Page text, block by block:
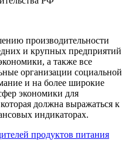
производительности
и крупных предприятий
а также все
организации социальной
и на более широкие
экономики для
должна выражаться к
индикаторах.